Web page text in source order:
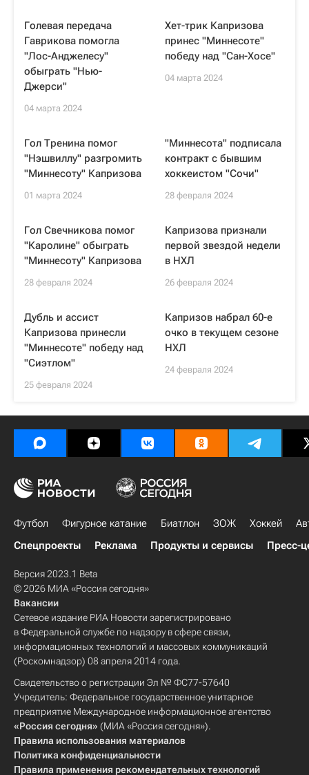
Голевая передача
Гаврикова помогла
"Лос-Анджелесу"
обыграть "Нью-
Джерси"
04 марта 2024
Хет-трик Капризова
принес "Миннесоте"
победу над "Сан-Хосе"
04 марта 2024
Гол Тренина помог
"Нэшвиллу" разгромить
"Миннесоту" Капризова
01 марта 2024
"Миннесота" подписала
контракт с бывшим
хоккеистом "Сочи"
28 февраля 2024
Гол Свечникова помог
"Каролине" обыграть
"Миннесоту" Капризова
28 февраля 2024
Капризова признали
первой звездой недели
в НХЛ
26 февраля 2024
Дубль и ассист
Капризова принесли
"Миннесоте" победу над
"Сиэтлом"
25 февраля 2024
Капризов набрал 60-е
очко в текущем сезоне
НХЛ
24 февраля 2024
Футбол Фигурное катание Биатлон ЗОЖ Хоккей
Спецпроекты
Реклама Продукты и сервисы Пресс-
Версия 2023.1 Beta
© 2026 МИА «Россия сегодня»
Вакансии
Сетевое издание РИА Новости зарегистрировано
в Федеральной службе по надзору в сфере связи,
информационных технологий и массовых коммуникаций
(Роскомнадзор) 08 апреля 2014 года.
Свидетельство о регистрации Эл № ФС77-57640
Учредитель: Федеральное государственное унитарное
предприятие Международное информационное агентство
«Россия сегодня» (МИА «Россия сегодня»).
Правила использования материалов
Политика конфиденциальности
Правила применения рекомендательных технологий